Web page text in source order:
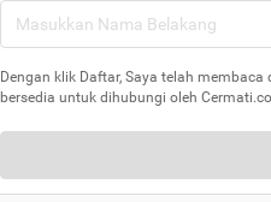
Dengan klik Daftar, Saya telah membaca
bersedia untuk dihubungi oleh